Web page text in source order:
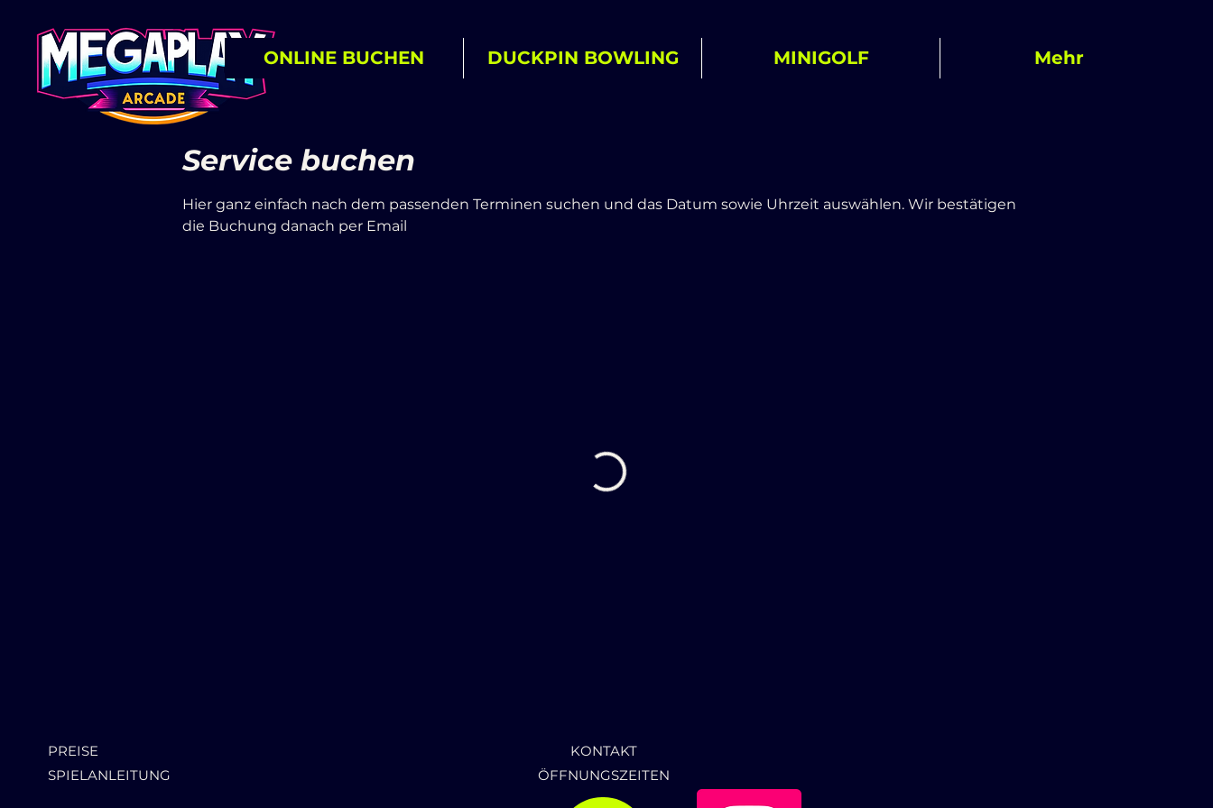
ONLINE BUCHEN DUCKPIN BOWLING MINIGOLF Mehr
Service buchen
Hier ganz einfach nach dem passenden Terminen suchen und das Datum sowie Uhrzeit auswählen. Wir bestätigen
die Buchung danach per Email
PREISE
SPIELANLEITUNG
KONTAKT
ÖFFNUNGSZEITEN